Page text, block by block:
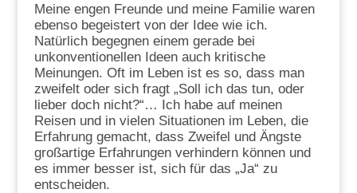
Meine engen Freunde und meine Familie waren
ebenso begeistert von der Idee wie ich.
Natürlich begegnen einem gerade bei
unkonventionellen Ideen auch kritische
Meinungen. Oft im Leben ist es so, dass man
zweifelt oder sich fragt „Soll ich das tun, oder
lieber doch nicht?“… Ich habe auf meinen
Reisen und in vielen Situationen im Leben, die
Erfahrung gemacht, dass Zweifel und Ängste
großartige Erfahrungen verhindern können und
es immer besser ist, sich für das „Ja“ zu
entscheiden.